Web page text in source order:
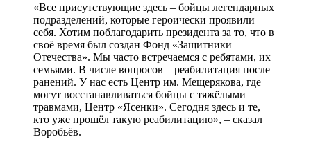
«Все присутствующие здесь – бойцы легендарных
подразделений, которые героически проявили
себя. Хотим поблагодарить президента за то, что в
своё время был создан Фонд «Защитники
Отечества». Мы часто встречаемся с ребятами, их
семьями. В числе вопросов – реабилитация после
ранений. У нас есть Центр им. Мещерякова, где
могут восстанавливаться бойцы с тяжёлыми
травмами, Центр «Ясенки». Сегодня здесь и те,
кто уже прошёл такую реабилитацию», – сказал
Воробьёв.